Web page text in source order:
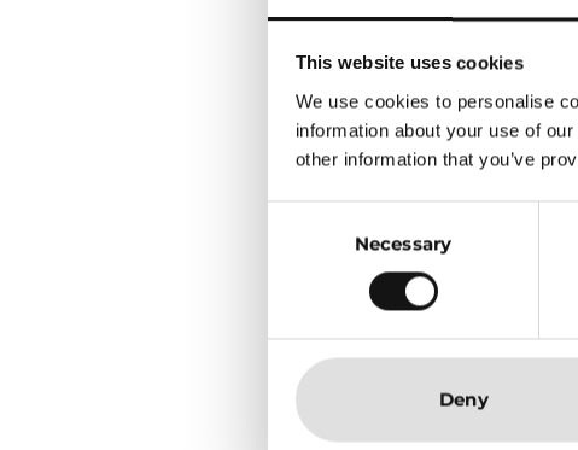
This website uses cookies
We use cookies to personalise
information about your use of
other information that you’ve
Necessary
Deny
diversiteitscultuur 19%
Hoewel de voordelen
uitdagingen bij het
deze kloof.
Bij RISE works
Leiderschap en
ontwikkelen van een
een cultuur waarin